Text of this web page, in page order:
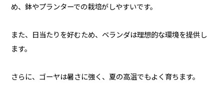
め、鉢やプランターでの栽培がしやすいです。
また、日当たりを好むため、ベランダは理想的な環境を提供し
ます。
さらに、ゴーヤは暑さに強く、夏の高温でもよく育ちます。